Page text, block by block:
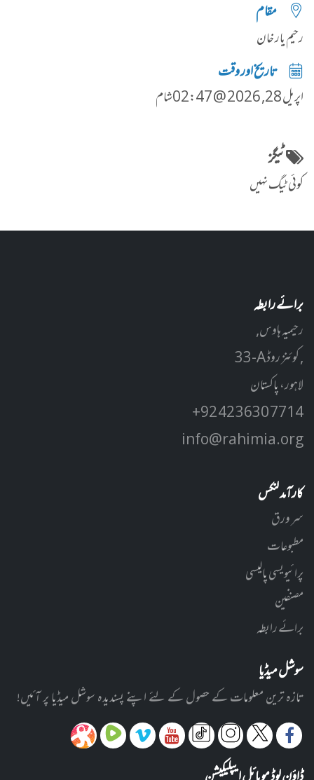
مقام
رحیم یار خان
تاریخ اور وقت
اپریل 28, 2026 @ 02:47شام
ٹیگز
کوئی ٹیگ نہیں
برائے رابطہ
رحیمیہ ہاوس,
33-A کوئنز روڈ ,
لاہور، پاکستان
+92 42 3630 7714
info@rahimia.org
کارآمد لنکس
سر ورق
مطبوعات
پرائیویسی پالیسی
مصنفین
برائے رابطہ
سوشل میڈیا
تازہ ترین معلومات کے حصول کے لئے اپنے پسندیدہ سوشل میڈیا پر آئیں!